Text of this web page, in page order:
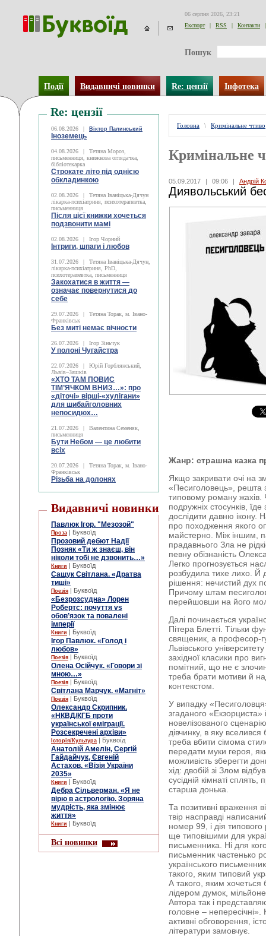
06 серпня 2026, 23:21
Експорт
| RSS | Контакти |
Пошук
Події Видавничі новинки Re: цензії Інфотека
Re: цензії
06.08.2026 | Віктор Палинський
Іноземець
04.08.2026 |
Тетяна Мороз,
письменниця, книжкова оглядачка,
бібліотекарка
Строкате літо під однією
обкладинкою
02.08.2026 |
Тетяна Іваніцька-Дячун
лікарка-психіатриня, психотерапевтка,
письменниця
Після цієї книжки хочеться
подзвонити мамі
02.08.2026 | Ігор Чорний
Інтриги, шпаги і любов
31.07.2026 |
Тетяна Іваніцька-Дячун,
лікарка-психіатриня, PhD,
психотерапевтка, письменниця
Закохатися в життя —
означає повернутися до
себе
29.07.2026 |
Тетяна Торак, м. Івано-
Франківськ
Без миті немає вічности
26.07.2026 | Ігор Зіньчук
У полоні Чугайстра
22.07.2026 |
Юрій Горблянський,
Львів–Зашків
«ХТО ТАМ ПОВИС
ТІМ’ЯЧКОМ ВНИЗ…»: про
«діточі» вірші-«хулігани»
для шибайголовних
непосидюх…
21.07.2026 |
Валентина Семеняк,
письменниця
Бути Небом ― це любити
всіх
20.07.2026 |
Тетяна Торак, м. Івано-
Франківськ
Різьба на долонях
Видавничі новинки
Павлюк Ігор. "Мезозой"
Проза | Буквоїд
Прозовий дебют Надії
Позняк «Ти ж знаєш, він
ніколи тобі не дзвонить…»
Книги | Буквоїд
Сащук Світлана. «Дратва
тиші»
Поезія | Буквоїд
«Безрозсудна» Лорен
Робертс: почуття vs
обов’язок та повалені
імперії
Книги | Буквоїд
Ігор Павлюк. «Голод і
любов»
Поезія | Буквоїд
Олена Осійчук. «Говори зі
мною…»
Поезія | Буквоїд
Світлана Марчук. «Магніт»
Поезія | Буквоїд
Олександр Скрипник.
«НКВД/КГБ проти
української еміграції.
Розсекречені архіви»
Історія/Культура | Буквоїд
Анатолій Амелін, Сергій
Гайдайчук, Євгеній
Астахов. «Візія України
2035»
Книги | Буквоїд
Дебра Сільверман. «Я не
вірю в астрологію. Зоряна
мудрість, яка змінює
життя»
Книги | Буквоїд
Всі новинки
Головна \ Кримінальне чтиво
Кримінальне
05.09.2017 | 09:06 | Андрій
Диявольський
Жанр: страшна казка
Якщо закривати очі на
«Песиголовець», решта
типовому роману жахів.
подружніх стосунків,
дослідити давню ікону.
про походження якого
майстерно. Між іншим,
прадавнього Зла не
певну обізнаність
Легко прогнозується
розбудила тихе лихо. Й
рішення: нечистий дух
Причому штам
перейшовши на його
Далі починається
Пітера Блетті. Тільки
священик, а професор-
Львівського
західної класики про
помітний, що не є
треба брати мотиви й
контекстом.
У випадку
згаданого
новелізованого
дівчинку, в яку вселився
треба вбити сімома
передати муки героя,
можливість зберегти
хід: двобій зі Злом
сусідній кімнаті
старша донька.
Та позитивні враження
твір насправді
номер 99, і дія
ще типовішими для
письменника. Ні для
письменник частенько
українського
такого, яким типовий
А такого, яким хочеться
лідером думок,
Автора так і
головне –
активні обговорення,
літератури замовчує.